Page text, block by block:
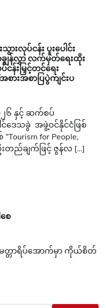
သွားလုပ်ငန်း ပူးပေါင်း
ျွန်လွှာ လက်မှတ်ရေးထိုး
ငန်းမြှင့်တင်ရေး
စားအစာပြပွဲကျင်းပ
၂၆ နှင့် ဆက်စပ်
ဒေသခွဲ အဖွဲ့ဝင်နိုင်ငံဖြစ်
for People,
းတည်ချက်ဖြင့် ဇွန်လ […]
ေ
မေတ္တာရိပ်အောက်မှာ ကိုယ်စိတ်